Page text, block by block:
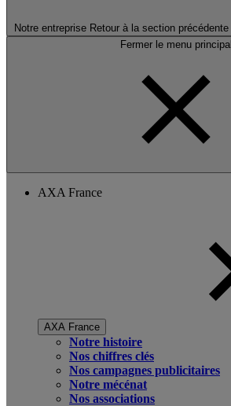
Notre entreprise Retour à la section précédente
Fermer le menu principal
AXA France
AXA France
Notre histoire
Nos chiffres clés
Nos campagnes publicitaires
Notre mécénat
Nos associations